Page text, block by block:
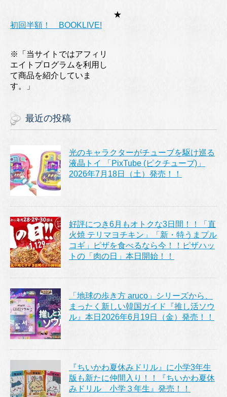
★
初回半額！ BOOKLIVE!
※「当サイトではアフィリ
エイトプログラムを利用し
て商品を紹介していま
す。」
最近の投稿
光のキャラクターがチューブを駆け巡る
液晶トイ 「PixTube (ピクチューブ)」
2026年7月18日（土）発売！！
好評につき6月もオトクな3日間！！「直
火焼 テリマヨチキン」「新・特うまプル
コギ」ピザを食べるなら今！！ピザハッ
トの「肉の日」本日開始！！
「地球の歩き方 aruco」シリーズから、
まったく新しい韓国ガイド『推し活ソウ
ル』本日2026年6月19日（金）発売！！
『ちいかわ夏休みドリル』に小学3年生
版も新たに仲間入り！！『ちいかわ夏休
みドリル 小学３年生』発売！！